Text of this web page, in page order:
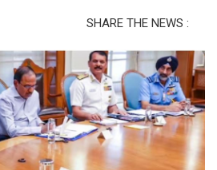
SHARE THE NEWS :